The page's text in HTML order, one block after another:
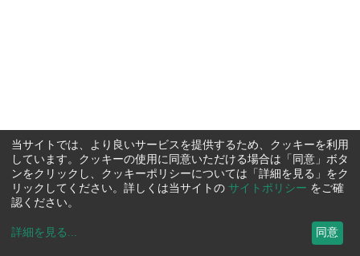
当サイトでは、より良いサービスを提供するため、クッキーを利用
しています。クッキーの使用に同意いただける場合は「同意」ボタ
ンをクリックし、クッキーポリシーについては「詳細を見る」をク
リックしてください。詳しくは当サイトの サイトポリシー をご確
認ください。
詳細を見る ... 同意